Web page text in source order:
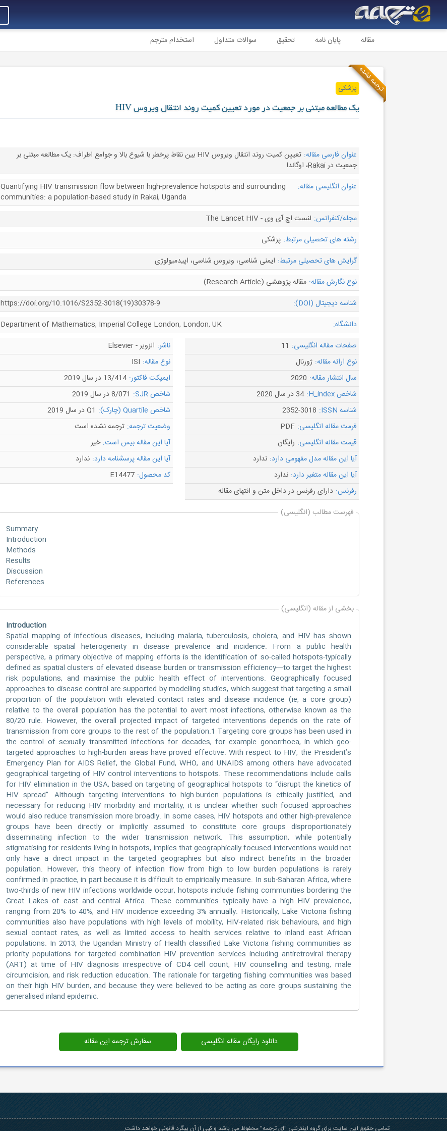
مقاله پایان نامه تحقیق سوالات متداول استخدام مترجم
ترجمه نشدهپزشکی
یک مطالعه مبتنی بر جمعیت در مورد تعیین کمیت روند انتقال ویروس HIV
عنوان فارسی مقاله:
تعیین کمیت روند انتقال ویروس HIV بین نقاط پرخطر با شیوع بالا و جوامع اطراف: یک مطالعه مبتنی بر
جمعیت در Rakai، اوگاندا
عنوان انگلیسی مقاله:
Quantifying HIV transmission flow between high-prevalence hotspots and surrounding
communities: a population-based study in Rakai, Uganda
مجله/کنفرانس: لنست اچ آی وی - The Lancet HIV
رشته های تحصیلی مرتبط: پزشکی
گرایش های تحصیلی مرتبط: ایمنی شناسی، ویروس شناسی، اپیدمیولوژی
نوع نگارش مقاله: مقاله پژوهشی (Research Article)
شناسه دیجیتال (DOI):
https://doi.org/10.1016/S2352-3018(19)30378-9
دانشگاه:
Department of Mathematics, Imperial College London, London, UK
صفحات مقاله انگلیسی: 11 ناشر: الزویر - Elsevier
نوع ارائه مقاله: ژورنال نوع مقاله: ISI
سال انتشار مقاله: 2020 ایمپکت فاکتور: 13/414 در سال 2019
شاخص H_index:
34 در سال 2020 شاخص SJR:
8/071 در سال 2019
شناسه ISSN:
2352-3018 شاخص Quartile (چارک):
Q1 در سال 2019
فرمت مقاله انگلیسی: PDF وضعیت ترجمه: ترجمه نشده است
قیمت مقاله انگلیسی: رایگان آیا این مقاله بیس است: خیر
آیا این مقاله مدل مفهومی دارد: ندارد آیا این مقاله پرسشنامه دارد: ندارد
آیا این مقاله متغیر دارد: ندارد کد محصول: E14477
رفرنس: دارای رفرنس در داخل متن و انتهای مقاله
فهرست مطالب (انگلیسی)
Summary
Introduction
Methods
Results
Discussion
References
بخشی از مقاله (انگلیسی)
Introduction
Spatial mapping of infectious diseases, including malaria, tuberculosis, cholera, and HIV has shown
considerable spatial heterogeneity in disease prevalence and incidence. From a public health
perspective, a primary objective of mapping efforts is the identification of so-called hotspots-typically
defined as spatial clusters of elevated disease burden or transmission efficiency—to target the highest
risk populations, and maximise the public health effect of interventions. Geographically focused
approaches to disease control are supported by modelling studies, which suggest that targeting a small
proportion of the population with elevated contact rates and disease incidence (ie, a core group)
relative to the overall population has the potential to avert most infections, otherwise known as the
80/20 rule. However, the overall projected impact of targeted interventions depends on the rate of
transmission from core groups to the rest of the population.1 Targeting core groups has been used in
the control of sexually transmitted infections for decades, for example gonorrhoea, in which geo-
targeted approaches to high-burden areas have proved effective. With respect to HIV, the President’s
Emergency Plan for AIDS Relief, the Global Fund, WHO, and UNAIDS among others have advocated
geographical targeting of HIV control interventions to hotspots. These recommendations include calls
for HIV elimination in the USA, based on targeting of geographical hotspots to “disrupt the kinetics of
HIV spread”. Although targeting interventions to high-burden populations is ethically justified, and
necessary for reducing HIV morbidity and mortality, it is unclear whether such focused approaches
would also reduce transmission more broadly. In some cases, HIV hotspots and other high-prevalence
groups have been directly or implicitly assumed to constitute core groups disproportionately
disseminating infection to the wider transmission network. This assumption, while potentially
stigmatising for residents living in hotspots, implies that geographically focused interventions would not
only have a direct impact in the targeted geographies but also indirect benefits in the broader
population. However, this theory of infection flow from high to low burden populations is rarely
confirmed in practice, in part because it is difficult to empirically measure. In sub-Saharan Africa, where
two-thirds of new HIV infections worldwide occur, hotspots include fishing communities bordering the
Great Lakes of east and central Africa. These communities typically have a high HIV prevalence,
ranging from 20% to 40%, and HIV incidence exceeding 3% annually. Historically, Lake Victoria fishing
communities also have populations with high levels of mobility, HIV-related risk behaviours, and high
sexual contact rates, as well as limited access to health services relative to inland east African
populations. In 2013, the Ugandan Ministry of Health classified Lake Victoria fishing communities as
priority populations for targeted combination HIV prevention services including antiretroviral therapy
(ART) at time of HIV diagnosis irrespective of CD4 cell count, HIV counselling and testing, male
circumcision, and risk reduction education. The rationale for targeting fishing communities was based
on their high HIV burden, and because they were believed to be acting as core groups sustaining the
generalised inland epidemic.
دانلود رایگان مقاله انگلیسی سفارش ترجمه این مقاله
تمامی حقوق این سایت برای گروه اینترنتی "ای ترجمه" محفوظ می باشد و کپی از آن پیگرد قانونی خواهد داشت.